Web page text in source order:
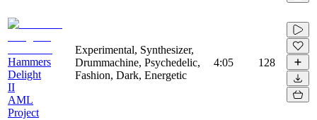
Hammers
Delight
II
AML
Project
Experimental, Synthesizer,
Drummachine, Psychedelic,
Fashion, Dark, Energetic
4:05 128